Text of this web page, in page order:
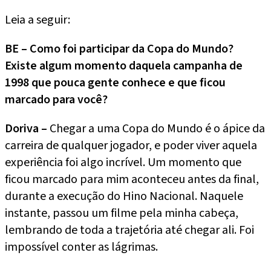
Leia a seguir:
BE – Como foi participar da Copa do Mundo?
Existe algum momento daquela campanha de
1998 que pouca gente conhece e que ficou
marcado para você?
Doriva – Chegar a uma Copa do Mundo é o ápice da
carreira de qualquer jogador, e poder viver aquela
experiência foi algo incrível. Um momento que
ficou marcado para mim aconteceu antes da final,
durante a execução do Hino Nacional. Naquele
instante, passou um filme pela minha cabeça,
lembrando de toda a trajetória até chegar ali. Foi
impossível conter as lágrimas.